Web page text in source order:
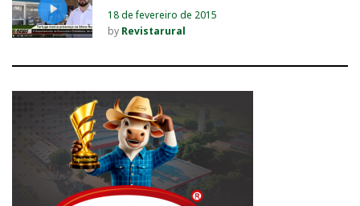
18 de fevereiro de 2015
by Revistarural